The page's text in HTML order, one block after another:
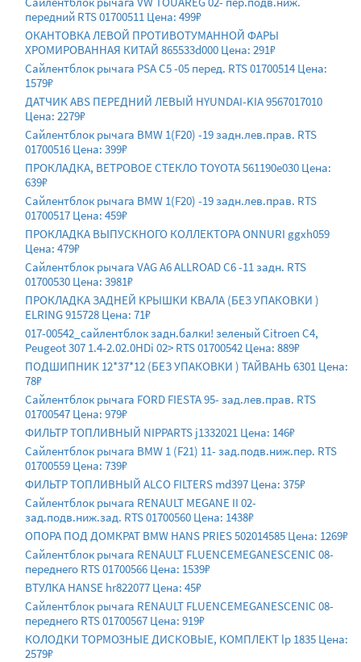
передний RTS 01700511 Цена: 499₽
ОКАНТОВКА ЛЕВОЙ ПРОТИВОТУМАННОЙ ФАРЫ
ХРОМИРОВАННАЯ КИТАЙ 865533d000 Цена: 291₽
Сайлентблок рычага PSA C5 -05 перед. RTS 01700514 Цена:
1579₽
ДАТЧИК ABS ПЕРЕДНИЙ ЛЕВЫЙ HYUNDAI-KIA 9567017010
Цена: 2279₽
Сайлентблок рычага BMW 1(F20) -19 задн.лев.прав. RTS
01700516 Цена: 399₽
ПРОКЛАДКА, ВЕТРОВОЕ СТЕКЛО TOYOTA 561190e030 Цена:
639₽
Сайлентблок рычага BMW 1(F20) -19 задн.лев.прав. RTS
01700517 Цена: 459₽
ПРОКЛАДКА ВЫПУСКНОГО КОЛЛЕКТОРА ONNURI ggxh059
Цена: 479₽
Сайлентблок рычага VAG A6 ALLROAD C6 -11 задн. RTS
01700530 Цена: 3981₽
ПРОКЛАДКА ЗАДНЕЙ КРЫШКИ КВАЛА (БЕЗ УПАКОВКИ )
ELRING 915728 Цена: 71₽
017-00542_сайлентблок задн.балки! зеленый Citroen C4,
Peugeot 307 1.4-2.02.0HDi 02> RTS 01700542 Цена: 889₽
ПОДШИПНИК 12*37*12 (БЕЗ УПАКОВКИ ) ТАЙВАНЬ 6301 Цена:
78₽
Сайлентблок рычага FORD FIESTA 95- зад.лев.прав. RTS
01700547 Цена: 979₽
ФИЛЬТР ТОПЛИВНЫЙ NIPPARTS j1332021 Цена: 146₽
Сайлентблок рычага BMW 1 (F21) 11- зад.подв.ниж.пер. RTS
01700559 Цена: 739₽
ФИЛЬТР ТОПЛИВНЫЙ ALCO FILTERS md397 Цена: 375₽
Сайлентблок рычага RENAULT MEGANE II 02-
зад.подв.ниж.зад. RTS 01700560 Цена: 1438₽
ОПОРА ПОД ДОМКРАТ BMW HANS PRIES 502014585 Цена: 1269₽
Сайлентблок рычага RENAULT FLUENCEMEGANESCENIC 08-
переднего RTS 01700566 Цена: 1539₽
ВТУЛКА HANSE hr822077 Цена: 45₽
Сайлентблок рычага RENAULT FLUENCEMEGANESCENIC 08-
переднего RTS 01700567 Цена: 919₽
КОЛОДКИ ТОРМОЗНЫЕ ДИСКОВЫЕ, КОМПЛЕКТ lp 1835 Цена:
2579₽